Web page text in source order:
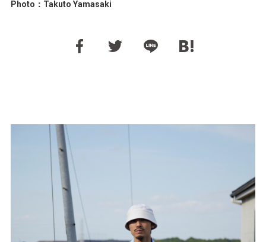
Photo：Takuto Yamasaki